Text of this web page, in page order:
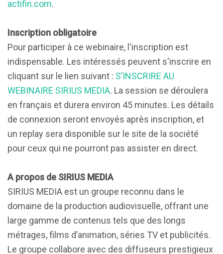
actifin.com.
Inscription obligatoire
Pour participer à ce webinaire, l'inscription est
indispensable. Les intéressés peuvent s'inscrire en
cliquant sur le lien suivant : S’INSCRIRE AU
WEBINAIRE SIRIUS MEDIA. La session se déroulera
en français et durera environ 45 minutes. Les détails
de connexion seront envoyés après inscription, et
un replay sera disponible sur le site de la société
pour ceux qui ne pourront pas assister en direct.
A propos de SIRIUS MEDIA
SIRIUS MEDIA est un groupe reconnu dans le
domaine de la production audiovisuelle, offrant une
large gamme de contenus tels que des longs
métrages, films d’animation, séries TV et publicités.
Le groupe collabore avec des diffuseurs prestigieux